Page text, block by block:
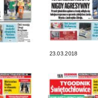
23.03.2018